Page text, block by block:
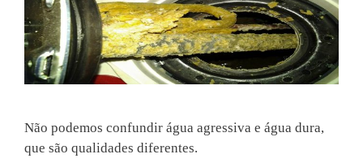
Não podemos confundir água agressiva e água dura,
que são qualidades diferentes.